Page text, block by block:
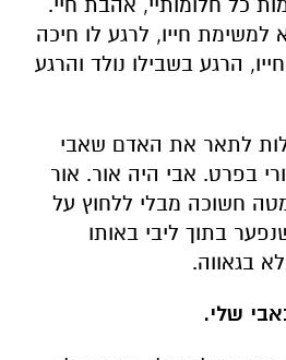
לתאר את האדם שאבי
בפרט. אבי היה אור. אור
חשוכה מבלי ללחוץ על
בגאווה.
שלי.
הלב שלו, ברוח שלו,
עליהם גדל, באהבה